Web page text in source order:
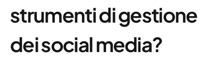
strumenti di gestione
dei social media?